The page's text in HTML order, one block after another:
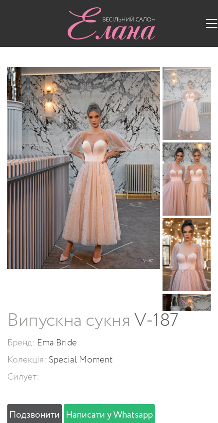
Випускні сукні
Випускна сукня V-187
Бренд: Ema Bride
Колекція: Special Moment
Силует:
Подзвонити Написати у Whatsapp